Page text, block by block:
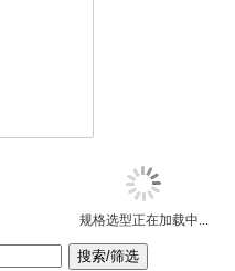
规格选型正在加载中...